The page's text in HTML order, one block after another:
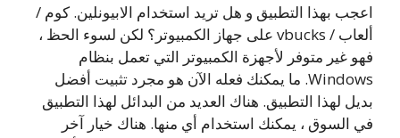
اعجب بهذا التطبيق و هل تريد استخدام الابيونلين. كوم /
ألعاب / vbucks على جهاز الكمبيوتر؟ لكن لسوء الحظ ،
فهو غير متوفر لأجهزة الكمبيوتر التي تعمل بنظام
Windows. ما يمكنك فعله الآن هو مجرد تثبيت أفضل
بديل لهذا التطبيق. هناك العديد من البدائل لهذا التطبيق
في السوق ، يمكنك استخدام أي منها. هناك خيار آخر